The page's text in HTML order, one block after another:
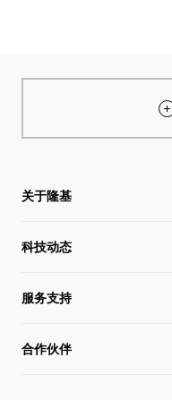
关于隆基
关于隆基
全球化布局
管理层信息
科技动态
硅片价格
行业动态
服务支持
下载中心
合作伙伴